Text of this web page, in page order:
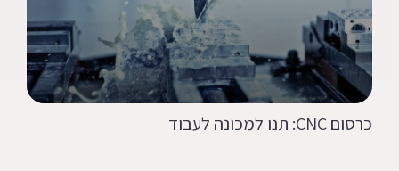
כרסום CNC: תנו למכונה לעבוד